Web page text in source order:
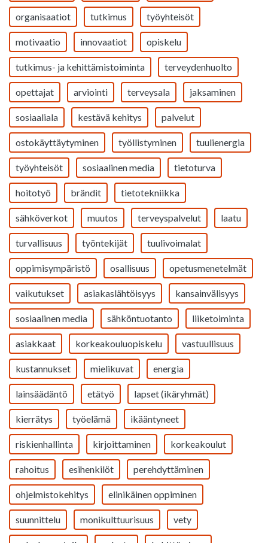
organisaatiot tutkimus työyhteisöt
motivaatio innovaatiot opiskelu
tutkimus- ja kehittämistoiminta terveydenhuolto
opettajat arviointi terveysala jaksaminen
sosiaaliala kestävä kehitys palvelut
ostokäyttäytyminen työllistyminen tuulienergia
työyhteisöt sosiaalinen media tietoturva
hoitotyö brändit tietotekniikka
sähköverkot muutos terveyspalvelut laatu
turvallisuus työntekijät tuulivoimalat
oppimisympäristö osallisuus opetusmenetelmät
vaikutukset asiakaslähtöisyys kansainvälisyys
sosiaalinen media sähköntuotanto liiketoiminta
asiakkaat korkeakouluopiskelu vastuullisuus
kustannukset mielikuvat energia
lainsäädäntö etätyö lapset (ikäryhmät)
kierrätys työelämä ikääntyneet
riskienhallinta kirjoittaminen korkeakoulut
rahoitus esihenkilöt perehdyttäminen
ohjelmistokehitys elinikäinen oppiminen
suunnittelu monikulttuurisuus vety